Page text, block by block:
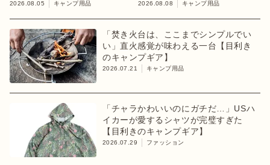
2026.08.05 キャンプ用品
ル」を8月13日に発売
2026.08.08 キャンプ用品
「焚き火台は、ここまでシンプルでい
い」直火感覚が味わえる一台【目利き
のキャンプギア】
2026.07.21 キャンプ用品
「チャラかわいいのにガチだ…」USハ
イカーが愛するシャツが完璧すぎた
【目利きのキャンプギア】
2026.07.29 ファッション